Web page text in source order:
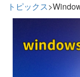
トピックス